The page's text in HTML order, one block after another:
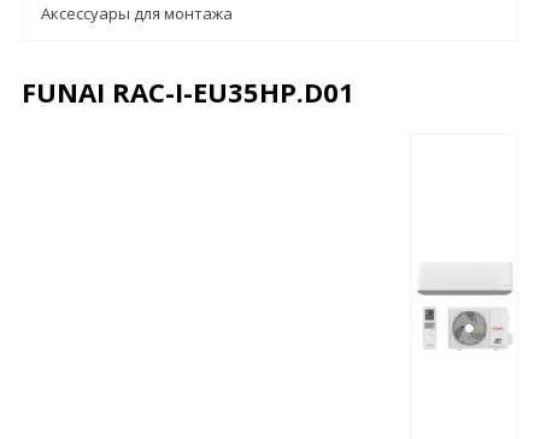
Аксессуары для монтажа
FUNAI RAC-I-EU35HP.D01